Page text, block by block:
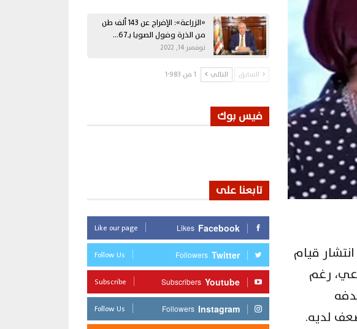
قيام
رغم
لديه.
«الزراعة»: الإفراج عن 143 ألف طن
من الذرة وفول الصويا بـ67…
نوفمبر 14, 2022
السابق التالي 1 من 1٬983
فيس بوك
تابعنا على
Facebook
Likes
Like our page
Twitter
Followers
Follow Us
Youtube
Subscribers
Subscribe
Instagram
Followers
Follow Us